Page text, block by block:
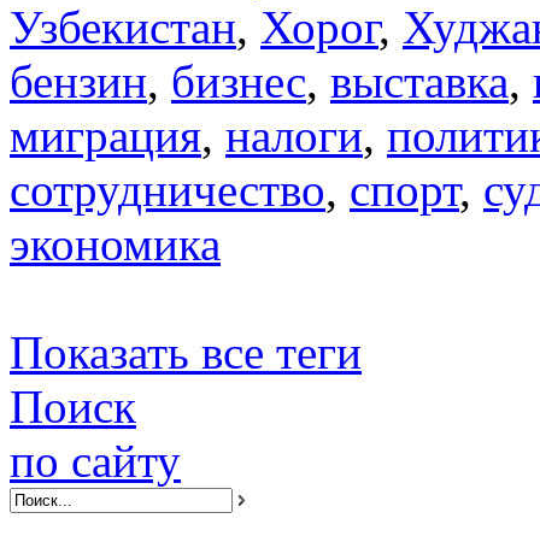
Узбекистан, Хорог,
бензин, бизнес, выставка,
миграция, налоги,
сотрудничество, спорт,
экономика
Показать все теги
Поиск
по сайту